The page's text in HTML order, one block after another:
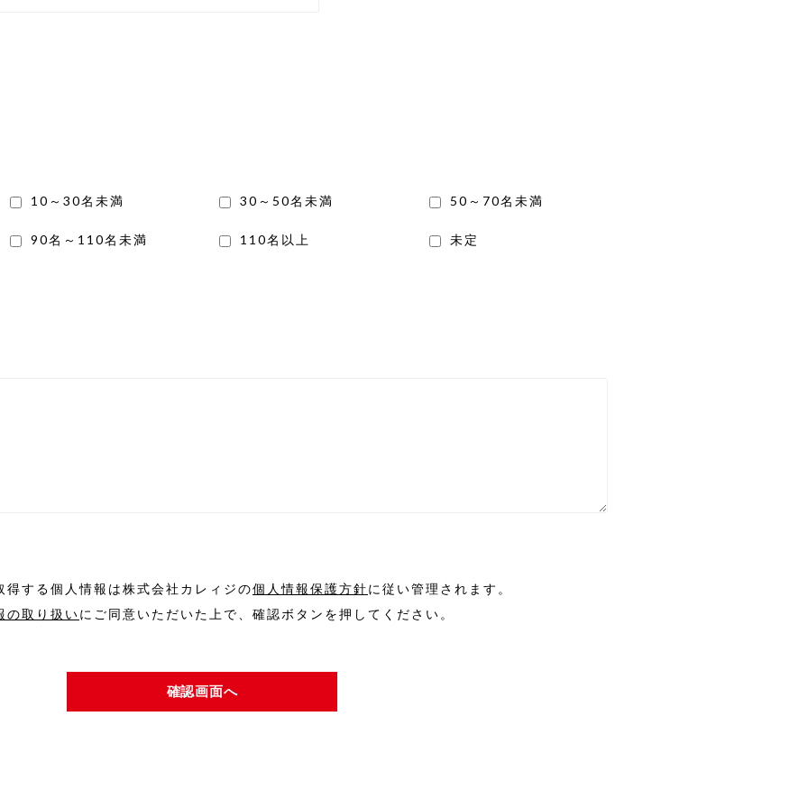
10～30名未満 30～50名未満 50～70名未満
90名～110名未満 110名以上 未定
得する個人情報は株式会社カレィジの個人情報保護方針に従い管理されます。
の取り扱いにご同意いただいた上で、確認ボタンを押してください。